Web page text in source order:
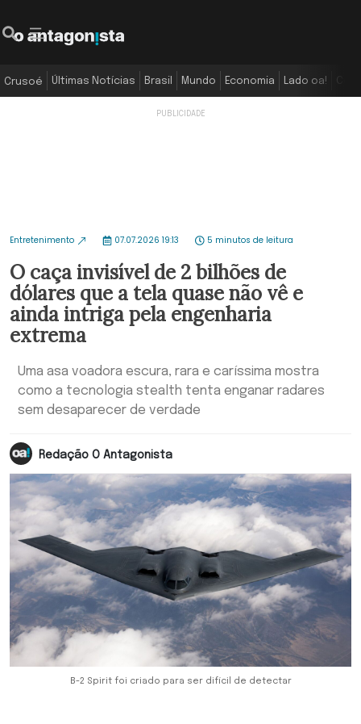
Crusoé Últimas Notícias Brasil Mundo Economia Lado oa!
Entretenimento 07.07.2026 19:13 5 minutos de leitura
O caça invisível de 2 bilhões de
dólares que a tela quase não vê e
ainda intriga pela engenharia
extrema
Uma asa voadora escura, rara e caríssima mostra
como a tecnologia stealth tenta enganar radares
sem desaparecer de verdade
Redação O Antagonista
B-2 Spirit foi criado para ser difícil de detectar